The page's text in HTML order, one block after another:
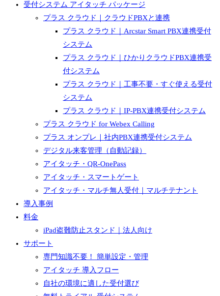
受付システム アイタッチ パッケージ
プラス クラウド｜クラウドPBXと連携
プラス クラウド｜Arcstar Smart PBX連携受付
システム
プラス クラウド｜ひかりクラウドPBX連携受
付システム
プラス クラウド｜工事不要・すぐ使える受付
システム
プラス クラウド｜IP-PBX連携受付システム
プラス クラウド for Webex Calling
プラス オンプレ｜社内PBX連携受付システム
デジタル来客管理（自動記録）
アイタッチ・QR-OnePass
アイタッチ・スマートゲート
アイタッチ・マルチ無人受付｜マルチテナント
導入事例
料金
iPad盗難防止スタンド｜法人向け
サポート
専門知識不要！ 簡単設定・管理
アイタッチ 導入フロー
自社の環境に適した受付選び